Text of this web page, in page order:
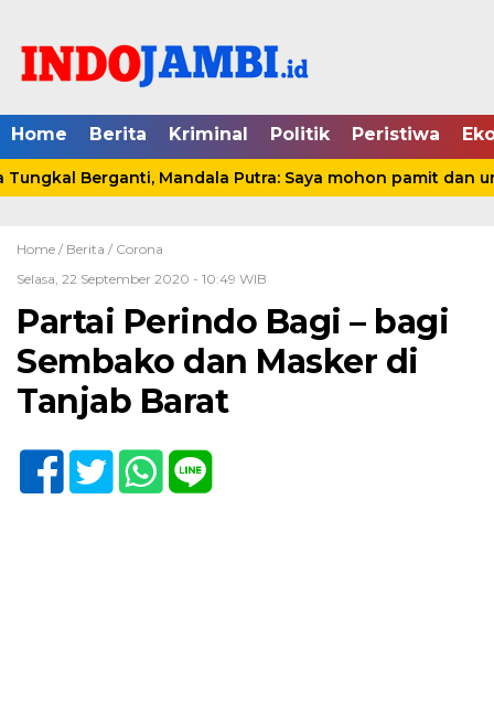
Home Berita Kriminal Politik Peristiwa
Berganti, Mandala Putra: Saya mohon pamit dan
Home / Berita / Corona
Selasa, 22 September 2020 - 10:49 WIB
Partai Perindo Bagi – bagi
Sembako dan Masker di
Tanjab Barat